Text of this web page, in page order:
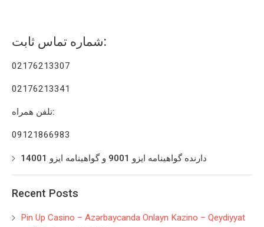
شماره تماس ثابت:
02176213307
02176213341
تلفن همراه:
09121866983
دارنده گواهینامه ایزو 9001 و گواهینامه ایزو 14001
Recent Posts
Pin Up Casino – Azərbaycanda Onlayn Kazino – Qeydiyyat